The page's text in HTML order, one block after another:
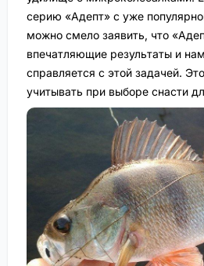
серию «Адепт» с уже
можно смело заявить, что
впечатляющие результаты и
справляется с этой задачей.
учитывать при выборе снасти